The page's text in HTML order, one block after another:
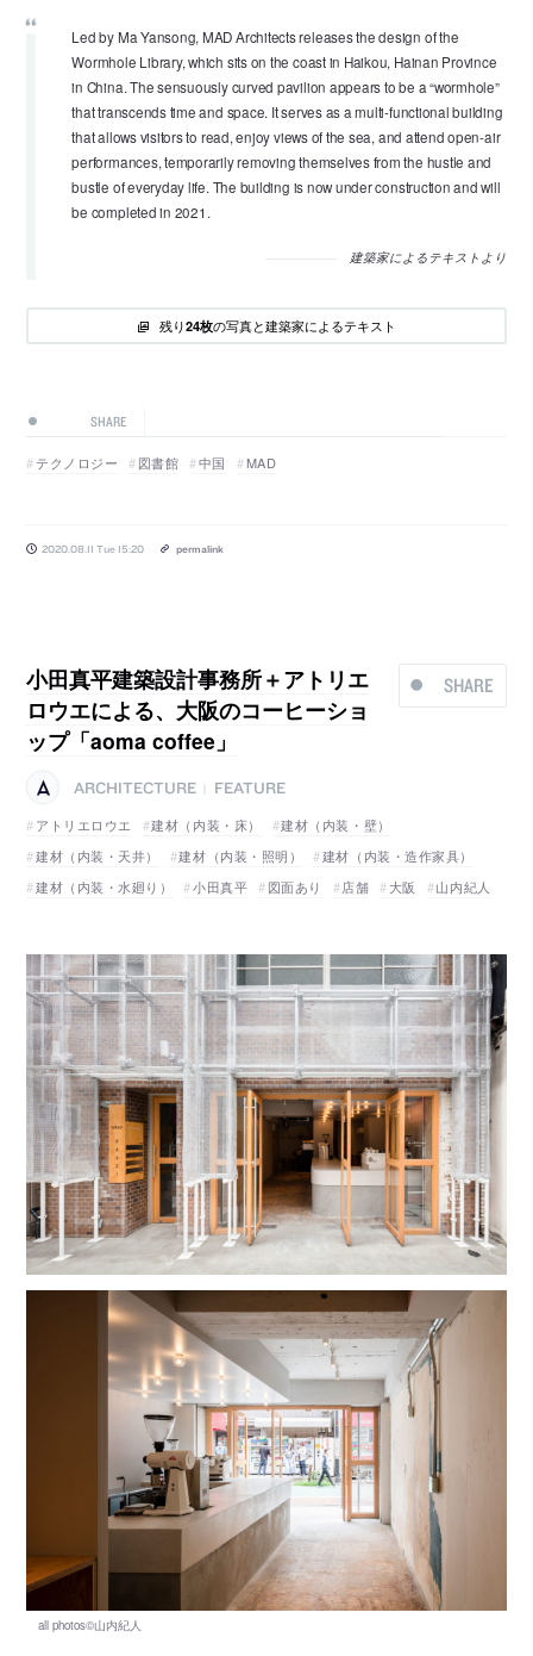
Led by Ma Yansong, MAD Architects releases the design of the
Wormhole Library, which sits on the coast in Haikou, Hainan Province
in China. The sensuously curved pavilion appears to be a “wormhole”
that transcends time and space. It serves as a multi-functional building
that allows visitors to read, enjoy views of the sea, and attend open-air
performances, temporarily removing themselves from the hustle and
bustle of everyday life. The building is now under construction and will
be completed in 2021.
建築家によるテキストより
残り24枚の写真と建築家によるテキスト
SHARE
テクノロジー 図書館 中国 MAD
2020.08.11 Tue 15:20 permalink
SHARE
小田真平建築設計事務所＋アトリエ
ロウエによる、大阪のコーヒーショ
ップ「aoma coffee」
ARCHITECTURE
FEATURE
アトリエロウエ
建材（内装・床）
建材（内装・壁）
建材（内装・天井）
建材（内装・照明）
建材（内装・造作家具）
建材（内装・水廻り）
小田真平 図面あり 店舗 大阪 山内紀人